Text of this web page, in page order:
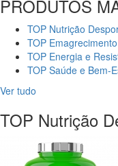
PRODUTOS
TOP Nutrição
TOP Emagrecimento
TOP Energia e
TOP Saúde e Bem-
Ver tudo
TOP Nutrição